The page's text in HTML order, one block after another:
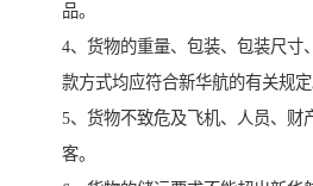
品。
4、货物的重量、包装、包装尺寸
款方式均应符合新华航的有关规定
5、货物不致危及飞机、人员、财
客。